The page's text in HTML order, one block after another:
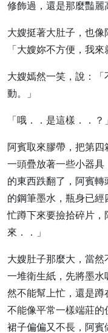
修飾過，還是那麼豔麗
大嫂挺著大肚子，也像
「大嫂妳不方便，我來
大嫂嫣然一笑，說：
動。」
「哦．．是這樣．．？
阿賓取來膠帶，把第
一頭疊放著一些小器
的東西跌翻了，阿賓
的鋼筆墨水，瓶身已
忙蹲下來要撿拾碎片
來．．」
大嫂肚子那麼大，當
一堆衛生紙，先將墨
然不能幫上忙，還是
不能像平常一樣端莊
裙子偏偏又不長，阿